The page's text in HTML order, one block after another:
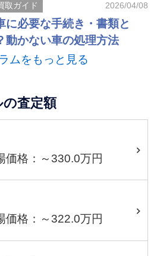
取ガイド 2026/04/08
に必要な手続き・書類と
動かない車の処理方法
ムをもっと見る
査定額
価格：～330.0万円
価格：～322.0万円